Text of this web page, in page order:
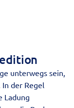
unterwegs sein,
der Regel
Ladung